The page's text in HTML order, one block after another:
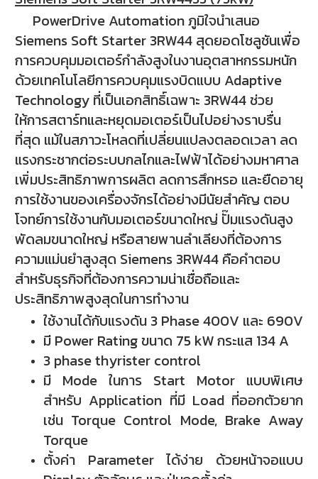
PowerDrive Automation ภูมิใจนำเสนอ
Siemens Soft Starter 3RW44 สุดยอดโซลูชันเพื่อ
การควบคุมมอเตอร์กำลังสูงในงานอุตสาหกรรมหนัก
ด้วยเทคโนโลยีการควบคุมแรงบิดแบบ Adaptive
Technology ที่เป็นเอกสิทธิ์เฉพาะ 3RW44 ช่วย
ให้การสตาร์ทและหยุดมอเตอร์เป็นไปอย่างราบรื่น
ที่สุด แม้ในสภาวะโหลดที่เปลี่ยนแปลงตลอดเวลา ลด
แรงกระชากต่อระบบกลไกและไฟฟ้าได้อย่างมหาศาล
เพิ่มประสิทธิภาพการผลิต ลดการสึกหรอ และยืดอายุ
การใช้งานของเครื่องจักรได้อย่างมีนัยสำคัญ ตอบ
โจทย์การใช้งานกับมอเตอร์ขนาดใหญ่ ปั๊มแรงดันสูง
พัดลมขนาดใหญ่ หรือสายพานลำเลียงที่ต้องการ
ความแม่นยำสูงสุด Siemens 3RW44 คือคำตอบ
สำหรับธุรกิจที่ต้องการความน่าเชื่อถือและ
ประสิทธิภาพสูงสุดในการทำงาน
ใช้งานได้กับแรงดัน 3 Phase 400V และ 690V
มี Power Rating ขนาด 75 kW กระแส 134 A
3 phase thyrister control
มี Mode ในการ Start Motor แบบพิเศษ
สำหรับ Application ที่มี Load ที่ออกตัวยาก
เช่น Torque Control Mode, Brake Away
Torque
ตั้งค่า Parameter ได้ง่าย ด้วยหน้าจอแบบ